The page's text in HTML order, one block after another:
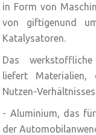
in Form von
von giftigenund
Katalysatoren.
Das werkstoffliche
liefert Materialien,
Nutzen-
- Aluminium, das
der